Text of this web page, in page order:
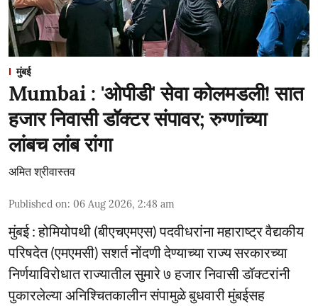
मुंबई
Mumbai : 'ओपीडी' सेवा कोलमडली! सात
हजार निवासी डॉक्टर संपावर; रुग्णांच्या
लांबच लांब रांगा
अमित श्रीवास्तव
Published on: 06 Aug 2026, 2:48 am
मुंबई : होमियोपथी (बीएचएमएस) पदवीधरांना महाराष्ट्र वैद्यकीय
परिषदेत (एमएमसी) सशर्त नोंदणी देण्याच्या राज्य सरकारच्या
निर्णयाविरोधात राज्यातील सुमारे ७ हजार निवासी डॉक्टरांनी
पुकारलेल्या अनिश्चितकालीन संपामुळे बुधवारी मुंबईसह